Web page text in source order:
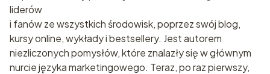
liderów
i fanów ze wszystkich środowisk, poprzez swój blog,
kursy online, wykłady i bestsellery. Jest autorem
niezliczonych pomysłów, które znalazły się w głównym
nurcie języka marketingowego. Teraz, po raz pierwszy,